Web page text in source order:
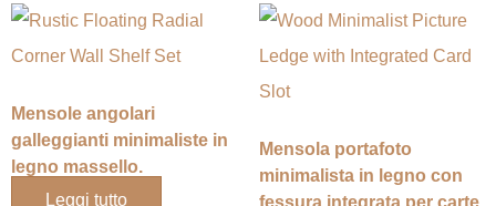
Mensole angolari
galleggianti minimaliste in
legno massello.
Leggi tutto
Mensola portafoto
minimalista in legno con